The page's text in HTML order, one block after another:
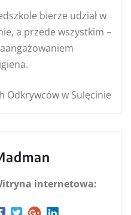
bierze udział w
a przede wszystkim –
Odkrywców w Sulęcinie
internetowa: